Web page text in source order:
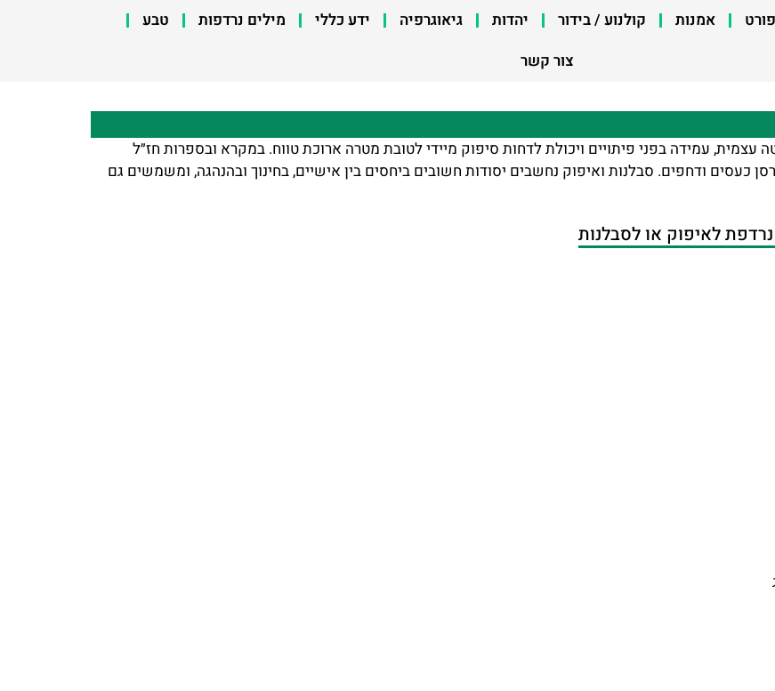
אמנות קולנוע / בידור יהדות גיאוגרפיה ידע כללי מילים נרדפות
טבע
צור קשר
עמידה בפני פיתויים ויכולת לדחות סיפוק מיידי לטובת מטרה ארוכת טווח. במקרא ובספרות חז״ל
ודחפים. סבלנות ואיפוק נחשבים יסודות חשובים ביחסים בין אישיים, בחינוך ובהנהגה, ומשמשים גם
לאיפוק או לסבלנות